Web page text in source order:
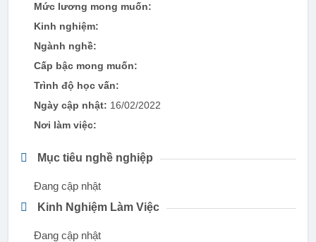
Mức lương mong muốn:
Kinh nghiệm:
Ngành nghề:
Cấp bậc mong muốn:
Trình độ học vấn:
Ngày cập nhật: 16/02/2022
Nơi làm việc:
Mục tiêu nghề nghiệp
Đang cập nhật
Kinh Nghiệm Làm Việc
Đang cập nhật